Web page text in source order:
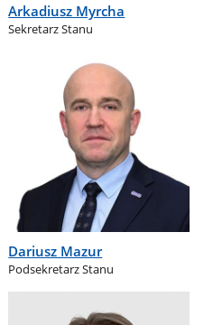
Arkadiusz Myrcha
Sekretarz Stanu
Dariusz Mazur
Podsekretarz Stanu